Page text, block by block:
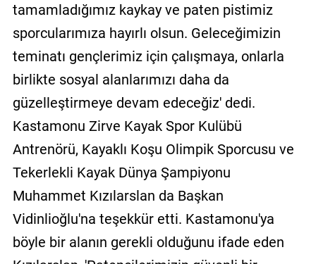
tamamladığımız kaykay ve paten pistimiz
sporcularımıza hayırlı olsun. Geleceğimizin
teminatı gençlerimiz için çalışmaya, onlarla
birlikte sosyal alanlarımızı daha da
güzelleştirmeye devam edeceğiz' dedi.
Kastamonu Zirve Kayak Spor Kulübü
Antrenörü, Kayaklı Koşu Olimpik Sporcusu ve
Tekerlekli Kayak Dünya Şampiyonu
Muhammet Kızılarslan da Başkan
Vidinlioğlu'na teşekkür etti. Kastamonu'ya
böyle bir alanın gerekli olduğunu ifade eden